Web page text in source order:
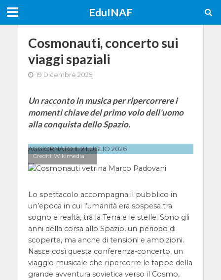
EduINAF
Cosmonauti, concerto sui
viaggi spaziali
19 Dicembre 2025
Un racconto in musica per ripercorrere i
momenti chiave del primo volo dell'uomo
alla conquista dello Spazio.
AGGIORNATO IL 2 LUGLIO 2026
Crediti: Wikimedia
Lo spettacolo accompagna il pubblico in
un’epoca in cui l’umanità era sospesa tra
sogno e realtà, tra la Terra e le stelle. Sono gli
anni della corsa allo Spazio, un periodo di
scoperte, ma anche di tensioni e ambizioni.
Nasce così questa conferenza-concerto, un
viaggio musicale che ripercorre le tappe della
grande avventura sovietica verso il Cosmo,